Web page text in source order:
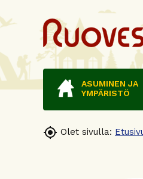
ASUMINEN JA
YMPÄRISTÖ
 Olet sivulla: